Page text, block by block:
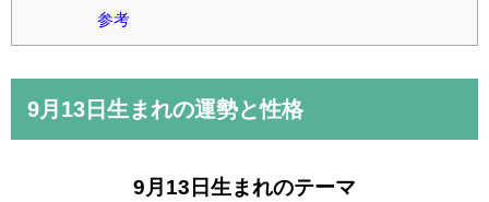
参考
9月13日 生まれの運勢と性格
9月13日生まれのテーマ